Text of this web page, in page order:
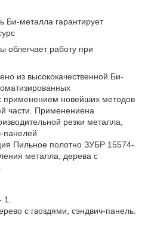
Би-металла гарантирует
облегчает работу при
из высококачественной Би-
применением новейших методов
части. Применениена
резки металла,
панелей
Пильное полотно ЗУБР 15574-
металла, дерева с
1.
с гвоздями, сэндвич-панель.